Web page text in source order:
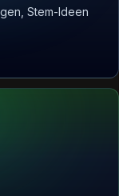
Stem-Ideen